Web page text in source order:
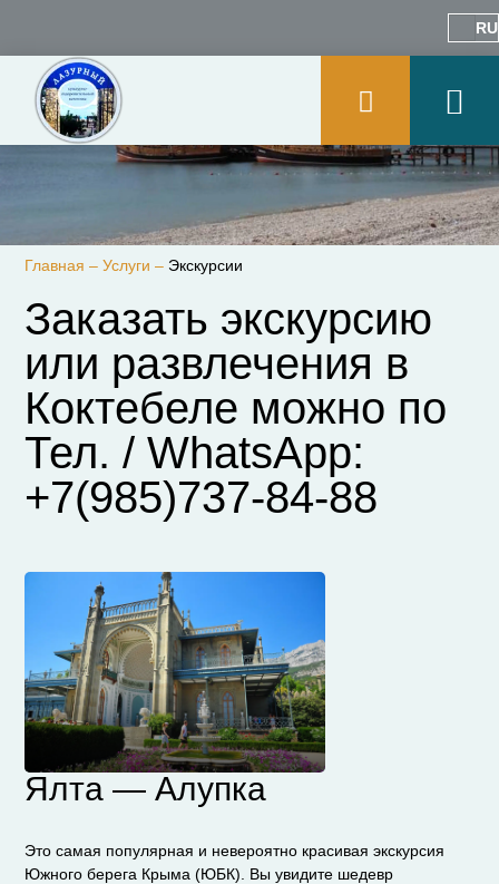
RU
Главная–Услуги– Экскурсии
Заказать экскурсию
или развлечения в
Коктебеле можно по
Тел. / WhatsApp:
+7(985)737-84-88
Ялта — Алупка
Это самая популярная и невероятно красивая экскурсия
Южного берега Крыма (ЮБК). Вы увидите шедевр